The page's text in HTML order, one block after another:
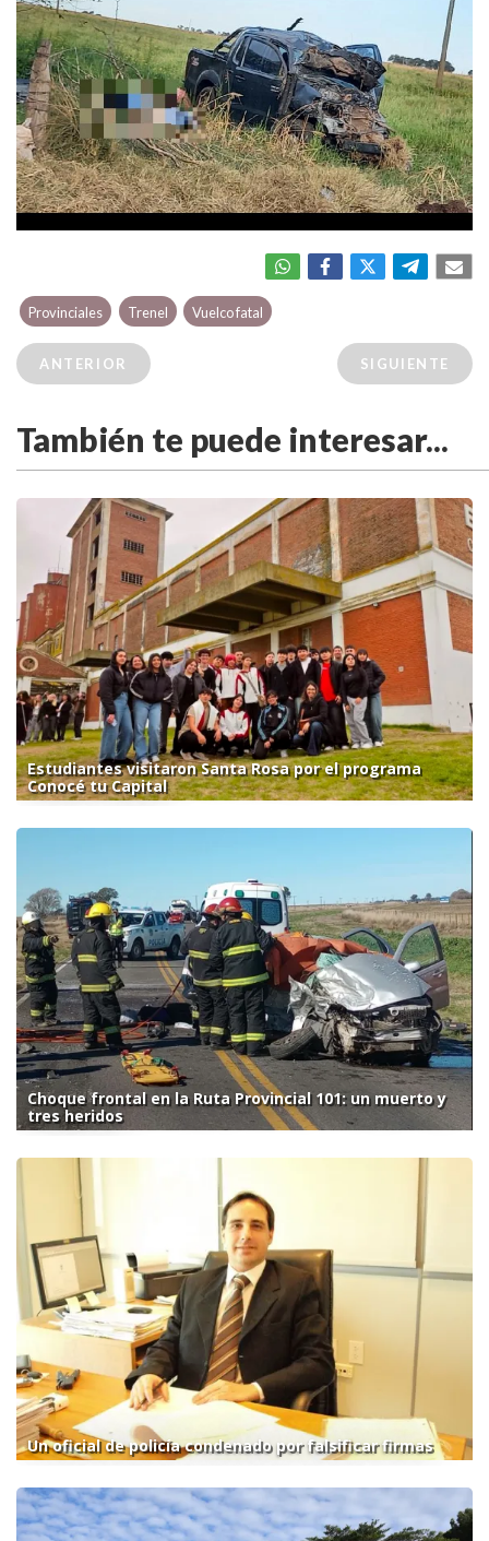
Provinciales Trenel Vuelco fatal
ANTERIOR SIGUIENTE
También te puede interesar...
Estudiantes visitaron Santa Rosa por el programa
Conocé tu Capital
Choque frontal en la Ruta Provincial 101: un muerto y
tres heridos
Un oficial de policía condenado por falsificar firmas